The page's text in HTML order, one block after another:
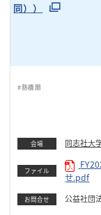
同））
#熱機関
会場 同志社⼤
ファイル
せ.pdf
お問合せ 公益社団